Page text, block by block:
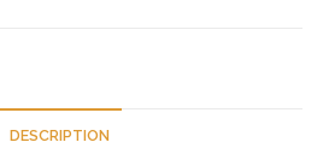
DESCRIPTION